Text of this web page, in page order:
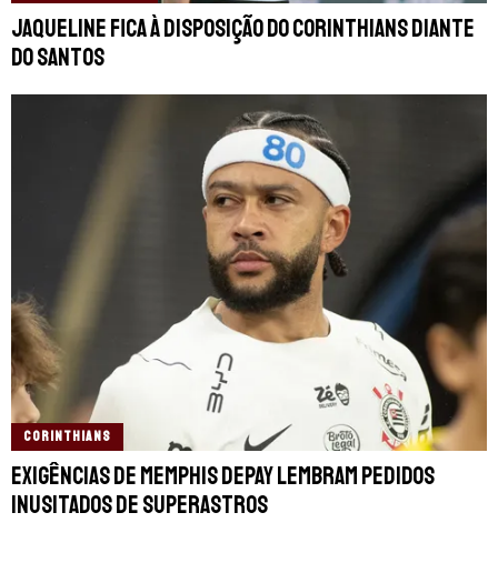
Jaqueline fica à disposição do Corinthians diante
do Santos
CORINTHIANS
Exigências de Memphis Depay lembram pedidos
inusitados de superastros